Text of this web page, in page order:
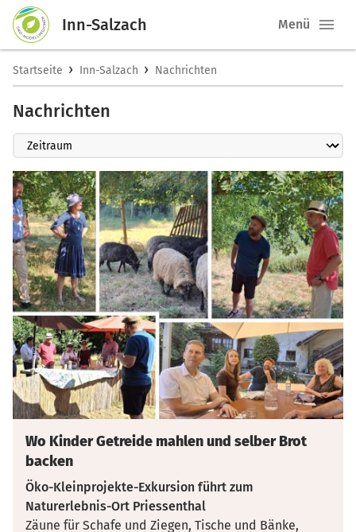
Inn-Salzach Menü
Startseite › Inn-Salzach › Nachrichten
Nachrichten
Wo Kinder Getreide mahlen und selber Brot
backen
Öko-Kleinprojekte-Exkursion führt zum
Naturerlebnis-Ort Priessenthal
Zäune für Schafe und Ziegen, Tische und Bänke,